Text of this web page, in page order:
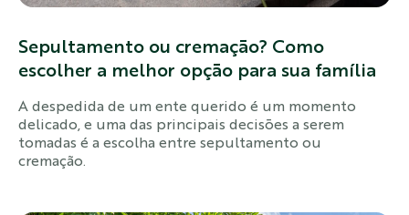
Sepultamento ou cremação? Como
escolher a melhor opção para sua família
A despedida de um ente querido é um momento
delicado, e uma das principais decisões a serem
tomadas é a escolha entre sepultamento ou
cremação.